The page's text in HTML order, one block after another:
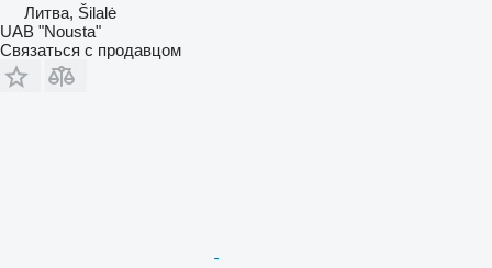
Литва, Šilalė
UAB "Nousta"
Связаться с продавцом